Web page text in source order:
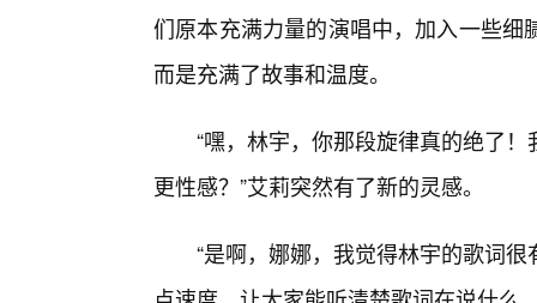
们原本充满力量的演唱中，加入一些
而是充满了故事和温度。
“嘿，林宇，你那段旋律真的绝了
更性感？”艾莉突然有了新的灵感。
“是啊，娜娜，我觉得林宇的歌词